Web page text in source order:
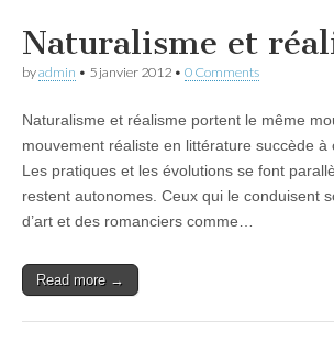
Naturalisme et
byadmin • 5 janvier 2012 • 0 Comments
Naturalisme et réalisme portent le même
mouvement réaliste en littérature succède à
Les pratiques et les évolutions se font
restent autonomes. Ceux qui le conduisent
d’art et des romanciers comme…
Read more →